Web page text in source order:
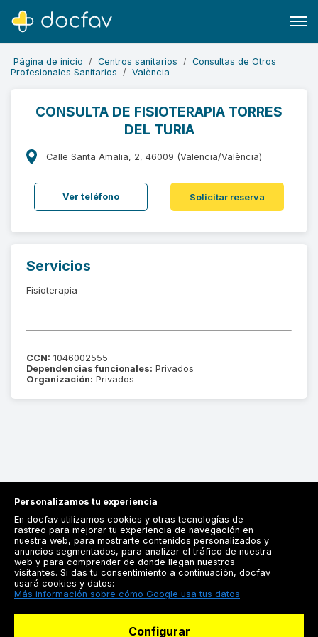
Buscar
Software para clínicas
Soporte
¿Eres un doctor?
Página de inicio Centros sanitarios
Consultas de Otros
Profesionales Sanitarios
València
CONSULTA DE FISIOTERAPIA TORRES
DEL TURIA
Calle Santa Amalia, 2, 46009 (Valencia/València)
Ver teléfono Solicitar reserva
Servicios
Fisioterapia
CCN: 1046002555
Dependencias funcionales: Privados
Organización: Privados
Registrarse
Docfav
Personalizamos tu experiencia
En docfav utilizamos cookies y otras tecnologías de
rastreo para mejorar tu experiencia de navegación en
nuestra web, para mostrarte contenidos personalizados y
anuncios segmentados, para analizar el tráfico de nuestra
web y para comprender de donde llegan nuestros
visitantes. Si das tu consentimiento a continuación, docfav
usará cookies y datos:
Más información sobre cómo Google usa tus datos
Configurar